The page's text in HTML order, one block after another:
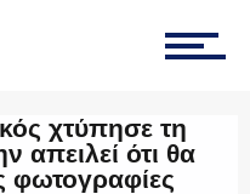
χτύπησε τη
απειλεί ότι θα
φωτογραφίες